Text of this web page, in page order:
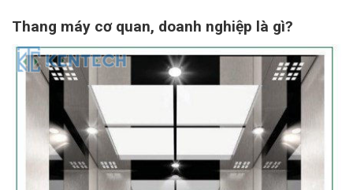
Thang máy cơ quan, doanh nghiệp là gì?